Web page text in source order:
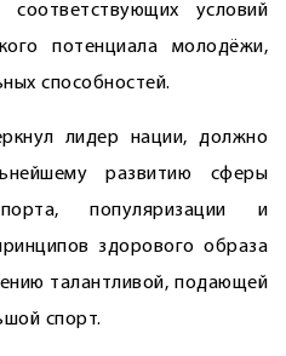
соответствующих условий
потенциала молодёжи,
способностей.
лидер нации, должно
развитию сферы
популяризации и
здорового образа
талантливой, подающей
спорт.